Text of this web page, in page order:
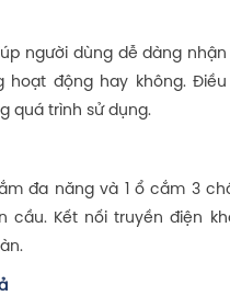
người dùng dễ dàng
hoạt động hay không.
quá trình sử dụng.
đa năng và 1 ổ cắm 3
cầu. Kết nối truyền điện